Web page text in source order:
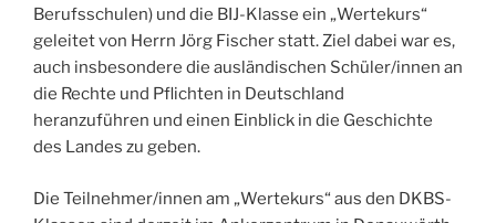
Berufsschulen) und die BIJ-Klasse ein „Wertekurs“
geleitet von Herrn Jörg Fischer statt. Ziel dabei war es,
auch insbesondere die ausländischen Schüler/innen an
die Rechte und Pflichten in Deutschland
heranzuführen und einen Einblick in die Geschichte
des Landes zu geben.
Die Teilnehmer/innen am „Wertekurs“ aus den DKBS-